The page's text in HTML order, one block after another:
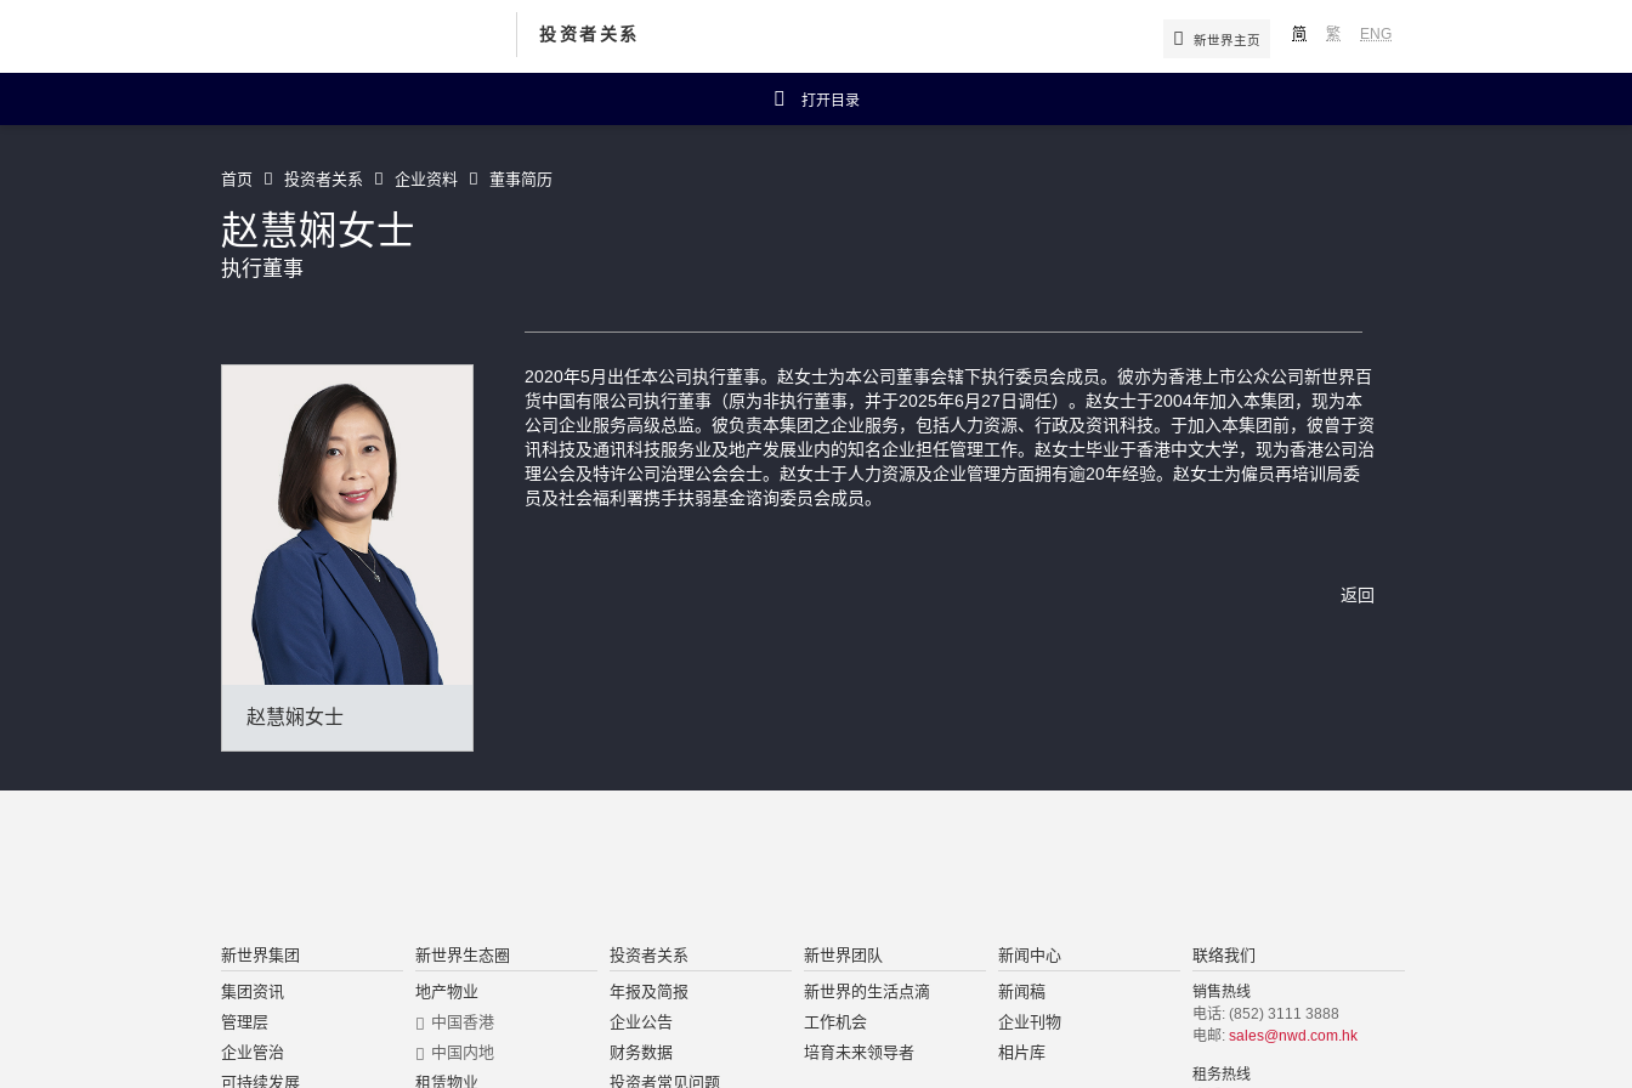
ENG
繁
简
投资者关系 新世界主页
打开目录
首页 投资者关系 企业资料 董事简历
赵慧娴女士
执行董事
赵慧娴女士
2020年5月出任本公司执行董事。赵女士为本公司董事会辖下执行委员会成员。彼亦为香港上市公众公司新世界百
货中国有限公司执行董事（原为非执行董事，并于2025年6月27日调任）。赵女士于2004年加入本集团，现为本
公司企业服务高级总监。彼负责本集团之企业服务，包括人力资源、行政及资讯科技。于加入本集团前，彼曾于资
讯科技及通讯科技服务业及地产发展业内的知名企业担任管理工作。赵女士毕业于香港中文大学，现为香港公司治
理公会及特许公司治理公会会士。赵女士于人力资源及企业管理方面拥有逾20年经验。赵女士为僱员再培训局委
员及社会福利署携手扶弱基金谘询委员会成员。
返回
新世界集团
集团资讯
管理层
企业管治
可持续发展
新世界生态圈
地产物业
中国香港
中国内地
租赁物业
投资者关系
年报及简报
企业公告
财务数据
投资者常见问题
新世界团队
新世界的生活点滴
工作机会
培育未来领导者
新闻中心
新闻稿
企业刊物
相片库
联络我们
销售热线
电话: (852) 3111 3888
电邮: sales@nwd.com.hk
租务热线